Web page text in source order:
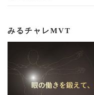
みるチャレMVT